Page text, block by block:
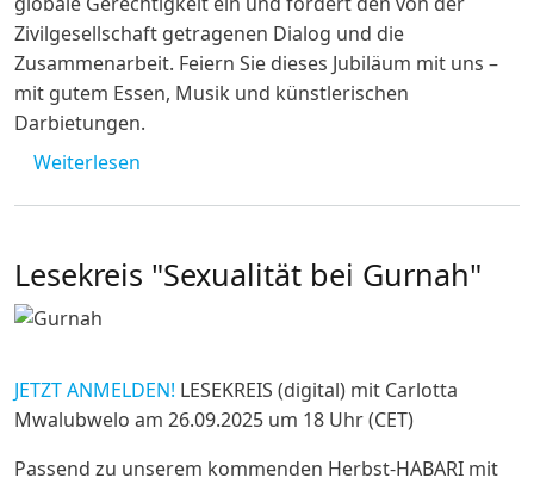
Zivilgesellschaft getragenen Dialog und die
Zusammenarbeit. Feiern Sie dieses Jubiläum mit uns –
mit gutem Essen, Musik und künstlerischen
Darbietungen.
Weiterlesen
Lesekreis "Sexualität bei Gurnah"
JETZT ANMELDEN! LESEKREIS (digital) mit Carlotta
Mwalubwelo am 26.09.2025 um 18 Uhr (CET)
Passend zu unserem kommenden Herbst-HABARI mit